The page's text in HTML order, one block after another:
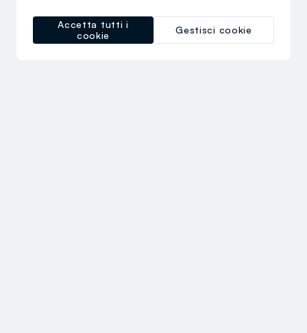
Gestisci cookie
Accetta tutti i
cookie